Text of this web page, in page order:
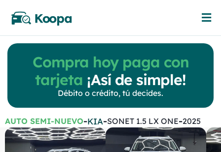
Compra hoy paga con
tarjeta ¡Así de simple!
Débito o crédito, tú decides.
AUTO SEMI-NUEVO-KIA-SONET 1.5 LX ONE-2025
Kia